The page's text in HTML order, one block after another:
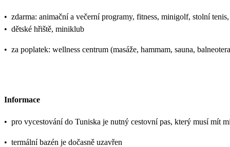
• zdarma: animační a večerní programy, fitness, minigolf, stolní
• dětské hřiště, miniklub
• za poplatek: wellness centrum (masáže, hammam, sauna,
Informace
• pro vycestování do Tuniska je nutný cestovní pas, který musí mít
• termální bazén je dočasně uzavřen